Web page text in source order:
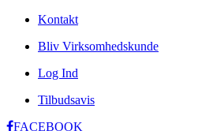
Kontakt
Bliv Virksomhedskunde
Log Ind
Tilbudsavis
FACEBOOK